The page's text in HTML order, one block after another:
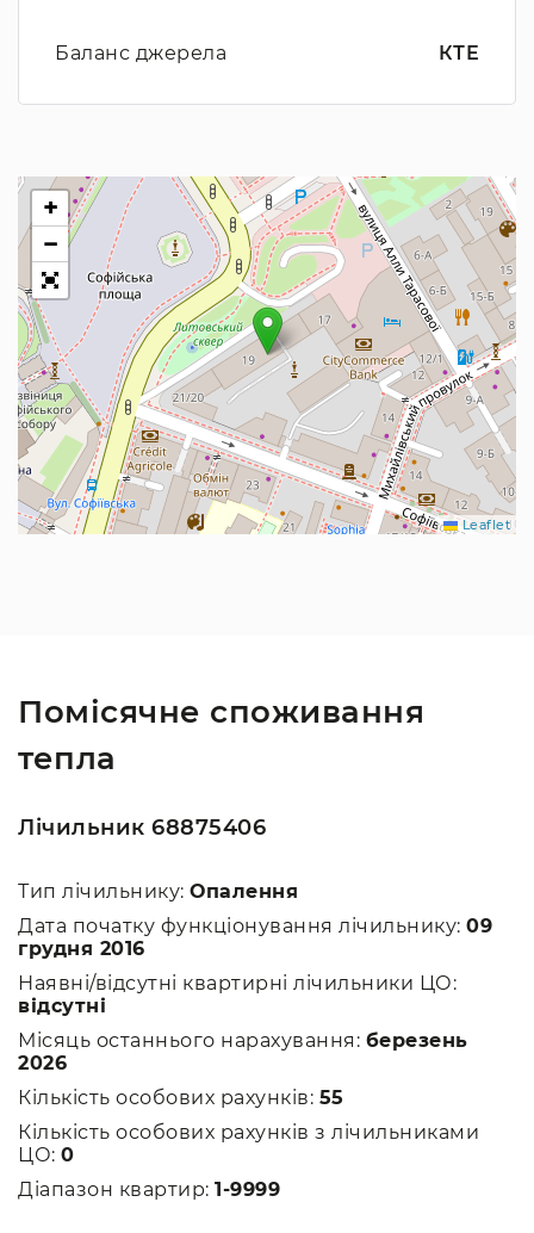
Баланс джерела КТЕ
+
−
Leaflet
Помісячне споживання
тепла
Лічильник 68875406
Тип лічильнику: Опалення
Дата початку функціонування лічильнику: 09
грудня 2016
Наявні/відсутні квартирні лічильники ЦО:
відсутні
Місяць останнього нарахування: березень
2026
Кількість особових рахунків: 55
Кількість особових рахунків з лічильниками
ЦО: 0
Діапазон квартир: 1-9999